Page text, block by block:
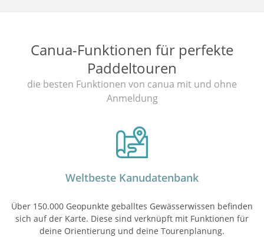
Canua-Funktionen für perfekte
Paddeltouren
die besten Funktionen von canua mit und ohne
Anmeldung
Weltbeste Kanudatenbank
Über 150.000 Geopunkte geballtes Gewässerwissen befinden
sich auf der Karte. Diese sind verknüpft mit Funktionen für
deine Orientierung und deine Tourenplanung.